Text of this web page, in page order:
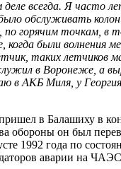
деле всегда. Я часто
было обслуживать
по горячим точкам, в
когда были волнения
таких летчиков
в Воронеже, а
в АКБ Миля, у
в Балашиху в
обороны он был
1992 года по
аварии на